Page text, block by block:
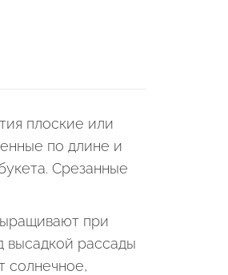
плоские или
по длине и
Срезанные
при
высадкой рассады
солнечное,